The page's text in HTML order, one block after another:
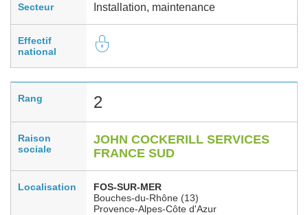
Secteur Installation, maintenance
Effectif
national
Rang 2
Raison
sociale
JOHN COCKERILL SERVICES
FRANCE SUD
Localisation
FOS-SUR-MER
Bouches-du-Rhône (13)
Provence-Alpes-Côte d'Azur